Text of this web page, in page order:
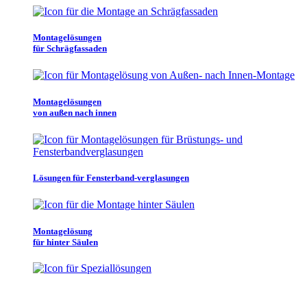
Montagelösungen
für Schrägfassaden
Montagelösungen
von außen nach innen
Lösungen für Fensterband-verglasungen
Montagelösung
für hinter Säulen